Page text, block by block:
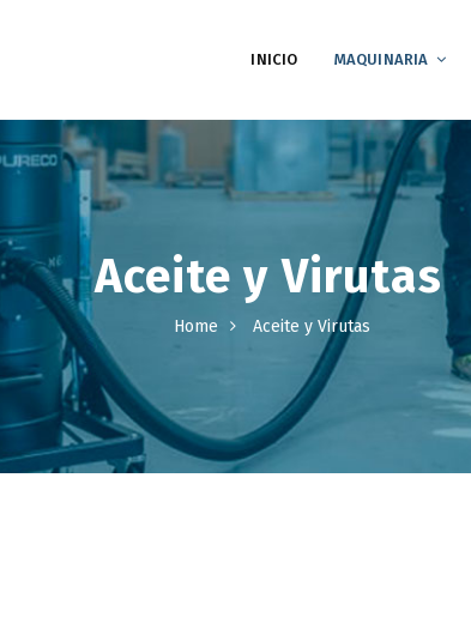
INICIO MAQUINARIA
Aceite y Virutas
Home Aceite y Virutas